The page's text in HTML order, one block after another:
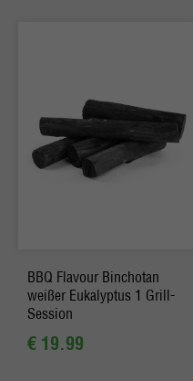
BBQ Flavour Binchotan
weißer Eukalyptus 1 Grill-
Session
€ 19.99